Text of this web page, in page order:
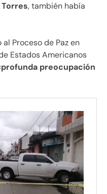
Torres, también había
Proceso de Paz en
Estados Americanos
preocupación